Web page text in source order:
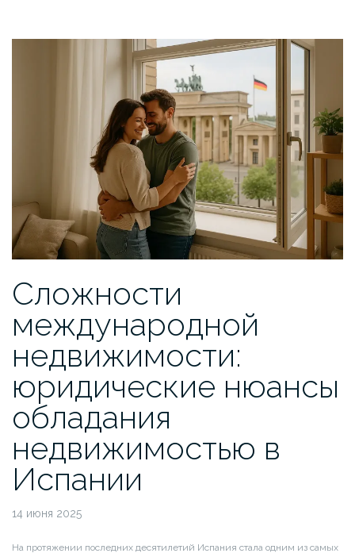
Сложности
международной
недвижимости:
юридические нюансы
обладания
недвижимостью в
Испании
14 июня 2025
На протяжении последних десятилетий Испания стала одним из самых